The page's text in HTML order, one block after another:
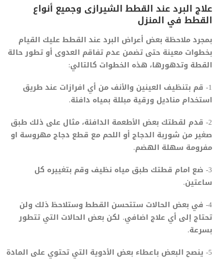
علاج البرد عند القطط الشيرازى وجميع أنواع
القطط في المنزل
بمجرد ملاحظة بعض أعراض البرد عند القطط عليك القيام
بخطوات معينة حتى تضمن عدم تفاقم العدوى أو تطور حالة
القطة وتدهورها، هذه الخطوات كالتالي:
1- قم بتنظيف العينين والأنف من أي افرازات عند طريق
استخدام مناديل ورقية مبللة بمياه دافئة.
2- قدم لقطتك بعض الأطعمة الدافئة، مثال على ذلك طبق
صغير من شوربة الدجاج أو اللحم مع قطع دجاج مهروسة او
مفرومة سهلة الهضم.
3- ضع امام قطتك طبق مياه نظيف وقم بتغييره كل
ساعتين.
4- في بعض الحالات ستتحسن القطط وستلاحظ ذلك ولن
تحتاج إلى أي علاج اضافي. لكن بعض الحالات التي تتطور
بسرعة.
5- ينصح البعض باعطاء بعض الأدوية التي تحتوي على المادة